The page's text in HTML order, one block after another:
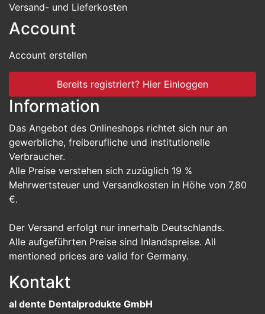
Versand- und Lieferkosten
Account
Account erstellen
Bereits registriert? Hier Einloggen
Information
Das Angebot des Onlineshops richtet sich nur an
gewerbliche, freiberufliche und institutionelle
Verbraucher.
Alle Preise verstehen sich zuzüglich 19 %
Mehrwertsteuer und Versandkosten in Höhe von 7,80
€.
Der Versand erfolgt nur innerhalb Deutschlands.
Alle aufgeführten Preise sind Inlandspreise. All
mentioned prices are valid for Germany.
Kontakt
al dente Dentalprodukte GmbH